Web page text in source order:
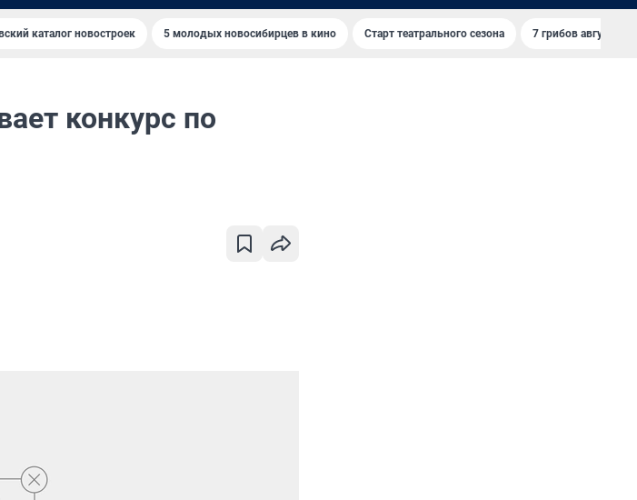
каталог новостроек 5 молодых новосибирцев в кино Старт театрального сезона 7 грибов августа
конкурс по